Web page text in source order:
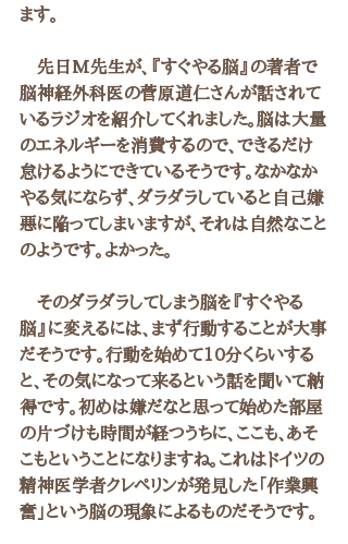
ます。
先日M先生が、『すぐやる脳』の著者で
脳神経外科医の菅原道仁さんが話されて
いるラジオを紹介してくれました。脳は大量
のエネルギーを消費するので、できるだけ
怠けるようにできているそうです。なかなか
やる気にならず、ダラダラしていると自己嫌
悪に陥ってしまいますが、それは自然なこと
のようです。よかった。
そのダラダラしてしまう脳を『すぐやる
脳』に変えるには、まず行動することが大事
だそうです。行動を始めて10分くらいする
と、その気になって来るという話を聞いて納
得です。初めは嫌だなと思って始めた部屋
の片づけも時間が経つうちに、ここも、あそ
こもということになりますね。 これはドイツの
精神医学者クレペリンが発見した「作業興
奮」という脳の現象によるものだそうです。